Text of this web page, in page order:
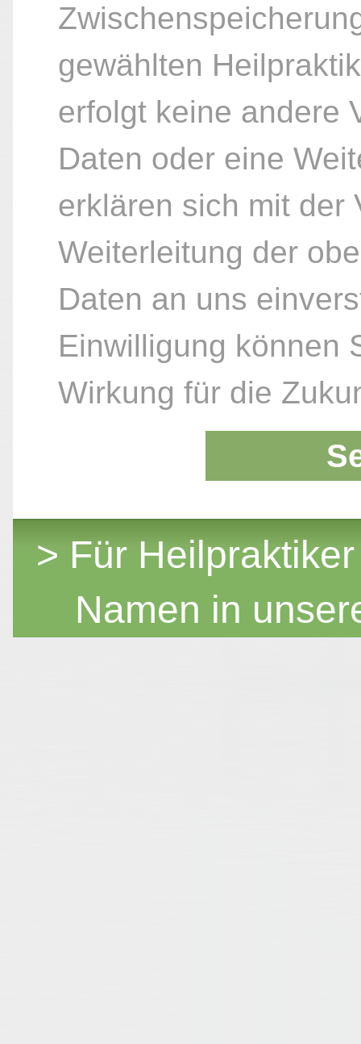
gewählten
erfolgt keine andere
Daten oder eine
erklären sich mit der
Weiterleitung der
Daten an uns
Einwilligung können
Wirkung für die
> Für
Namen in